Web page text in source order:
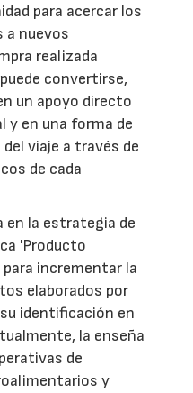
para acercar los
a nuevos
realizada
convertirse,
un apoyo directo
y en una forma de
viaje a través de
de cada
en la estrategia de
'Producto
incrementar la
elaborados por
identificación en
la enseña
de
y